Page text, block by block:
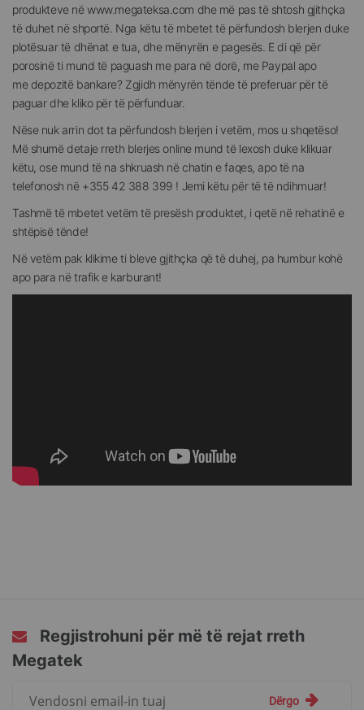
produkteve në www.megateksa.com dhe më pas të shtosh gjithçka
të duhet në shportë. Nga këtu të mbetet të përfundosh blerjen duke
plotësuar të dhënat e tua, dhe mënyrën e pagesës. E di që për
porosinë ti mund të paguash me para në dorë, me Paypal apo
me depozitë bankare? Zgjidh mënyrën tënde të preferuar për të
paguar dhe kliko për të përfunduar.
Nëse nuk arrin dot ta përfundosh blerjen i vetëm, mos u shqetëso!
Më shumë detaje rreth blerjes online mund të lexosh duke klikuar
këtu, ose mund të na shkruash në chatin e faqes, apo të na
telefonosh në +355 42 388 399 ! Jemi këtu për të të ndihmuar!
Tashmë të mbetet vetëm të presësh produktet, i qetë në rehatinë e
shtëpisë tënde!
Në vetëm pak klikime ti bleve gjithçka që të duhej, pa humbur kohë
apo para në trafik e karburant!
Regjistrohuni për më të rejat rreth
Megatek
Dërgo